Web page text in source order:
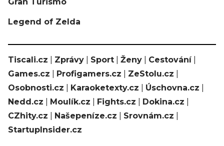
Legend of Zelda
Tiscali.cz Zprávy Sport Ženy Cestování|
Games.cz
Profigamers.cz ZeStolu.cz
Osobnosti.cz
Karaoketexty.cz Úschovna.cz
Nedd.cz
Moulík.cz Fights.cz Dokina.cz
CZhity.cz
Našepeníze.cz Srovnám.cz
StartupInsider.cz